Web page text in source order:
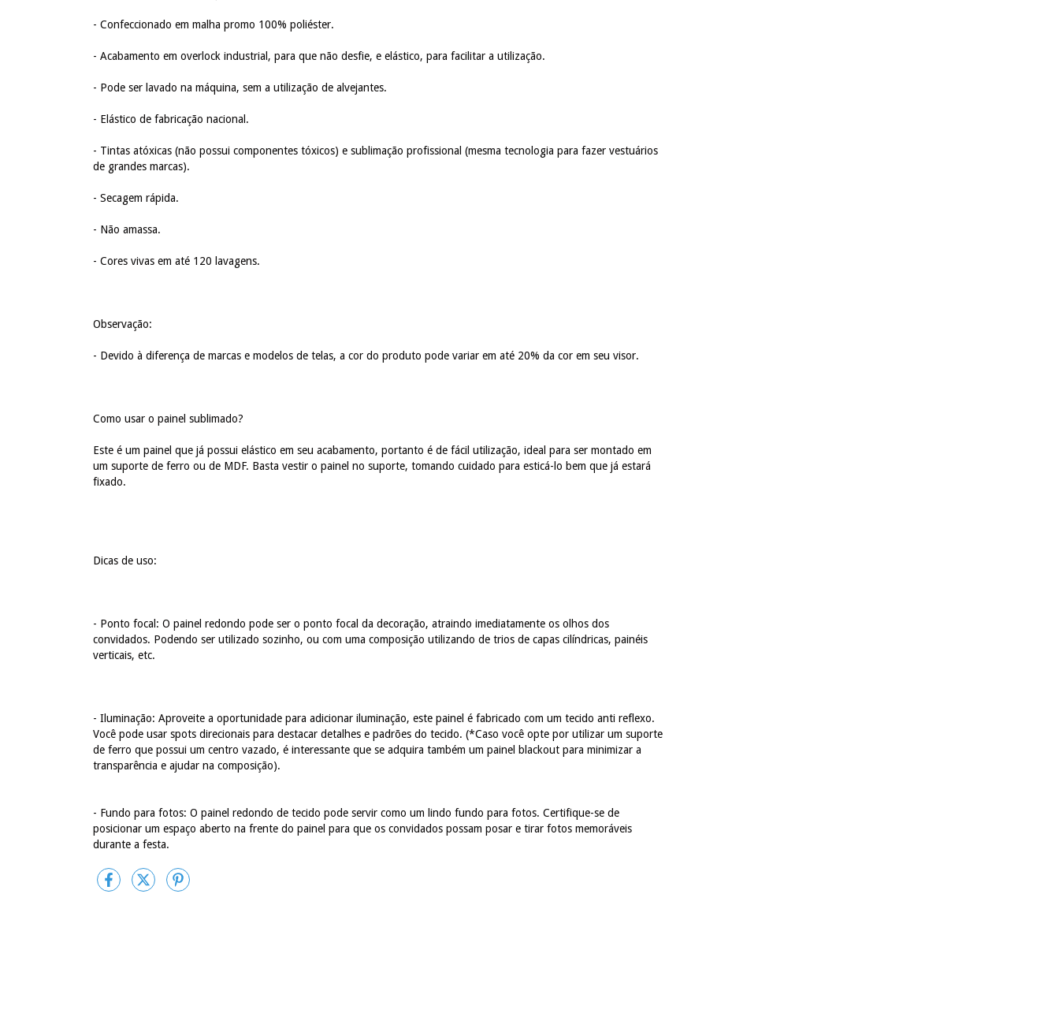
- Confeccionado em malha promo 100% poliéster.
- Acabamento em overlock industrial, para que não desfie, e elástico, para facilitar a utilização.
- Pode ser lavado na máquina, sem a utilização de alvejantes.
- Elástico de fabricação nacional.
- Tintas atóxicas (não possui componentes tóxicos) e sublimação profissional (mesma tecnologia para fazer vestuários
de grandes marcas).
- Secagem rápida.
- Não amassa.
- Cores vivas em até 120 lavagens.
Observação:
- Devido à diferença de marcas e modelos de telas, a cor do produto pode variar em até 20% da cor em seu visor.
Como usar o painel sublimado?
Este é um painel que já possui elástico em seu acabamento, portanto é de fácil utilização, ideal para ser montado em
um suporte de ferro ou de MDF. Basta vestir o painel no suporte, tomando cuidado para esticá-lo bem que já estará
fixado.
Dicas de uso:
- Ponto focal: O painel redondo pode ser o ponto focal da decoração, atraindo imediatamente os olhos dos
convidados. Podendo ser utilizado sozinho, ou com uma composição utilizando de trios de capas cilíndricas, painéis
verticais, etc.
- Iluminação: Aproveite a oportunidade para adicionar iluminação, este painel é fabricado com um tecido anti reflexo.
Você pode usar spots direcionais para destacar detalhes e padrões do tecido. (*Caso você opte por utilizar um suporte
de ferro que possui um centro vazado, é interessante que se adquira também um painel blackout para minimizar a
transparência e ajudar na composição).
- Fundo para fotos: O painel redondo de tecido pode servir como um lindo fundo para fotos. Certifique-se de
posicionar um espaço aberto na frente do painel para que os convidados possam posar e tirar fotos memoráveis
durante a festa.